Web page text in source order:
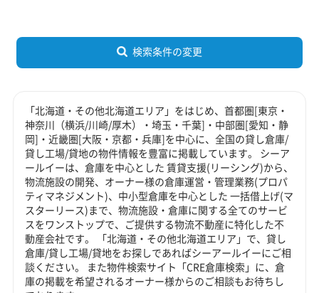
検索条件の変更
「北海道・その他北海道エリア」をはじめ、首都圏[東京・
神奈川（横浜/川崎/厚木）・埼玉・千葉]・中部圏[愛知・静
岡]・近畿圏[大阪・京都・兵庫]を中心に、全国の貸し倉庫/
貸し工場/貸地の物件情報を豊富に掲載しています。 シーア
ールイーは、倉庫を中心とした 賃貸支援(リーシング)から、
物流施設の開発、オーナー様の倉庫運営・管理業務(プロパ
ティマネジメント)、中小型倉庫を中心とした 一括借上げ(マ
スターリース)まで、物流施設・倉庫に関する全てのサービ
スをワンストップで、ご提供する物流不動産に特化した不
動産会社です。 「北海道・その他北海道エリア」で、貸し
倉庫/貸し工場/貸地をお探しであればシーアールイーにご相
談ください。 また物件検索サイト「CRE倉庫検索」に、倉
庫の掲載を希望されるオーナー様からのご相談もお待ちし